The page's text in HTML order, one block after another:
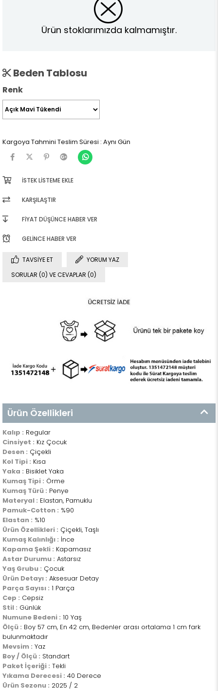
Ürün stoklarımızda kalmamıştır.
Beden Tablosu
Renk
Kargoya Tahmini Teslim Süresi : Aynı Gün
İSTEK LISTEME EKLE
KARŞILAŞTIR
FIYAT DÜŞÜNCE HABER VER
GELINCE HABER VER
TAVSIYE ET
YORUM YAZ
SORULAR (0) VE CEVAPLAR (0)
Ürün Özellikleri
Kalıp : Regular
Cinsiyet : Kız Çocuk
Desen : Çiçekli
Kol Tipi : Kısa
Yaka : Bisiklet Yaka
Kumaş Tipi : Örme
Kumaş Türü : Penye
Materyal : Elastan, Pamuklu
Pamuk-Cotton : %90
Elastan : %10
Ürün Özellikleri : Çiçekli, Taşlı
Kumaş Kalınlığı : İnce
Kapama Şekli : Kapamasız
Astar Durumu : Astarsız
Yaş Grubu : Çocuk
Ürün Detayı : Aksesuar Detay
Parça Sayısı : 1 Parça
Cep : Cepsiz
Stil : Günlük
Numune Bedeni : 10 Yaş
Ölçü : Boy 57 cm, En 42 cm, Bedenler arası ortalama 1 cm fark
bulunmaktadır
Mevsim : Yaz
Boy / Ölçü : Standart
Paket İçeriği : Tekli
Yıkama Derecesi : 40 Derece
Ürün Sezonu : 2025 / 2